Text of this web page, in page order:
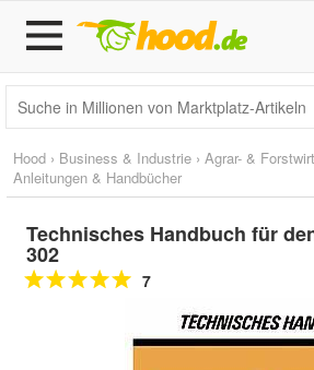
Hood › Business & Industrie › Agrar- &
Anleitungen & Handbücher
Technisches Handbuch für
302
7